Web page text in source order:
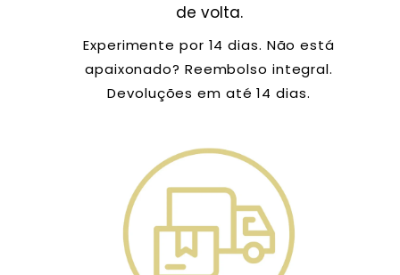
de volta.
Experimente por 14 dias. Não está
apaixonado? Reembolso integral.
Devoluções em até 14 dias.